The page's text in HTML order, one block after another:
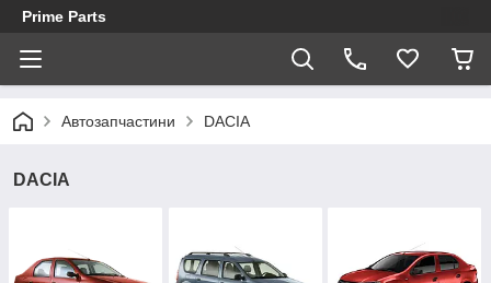
Prime Parts
Автозапчастини DACIA
DACIA